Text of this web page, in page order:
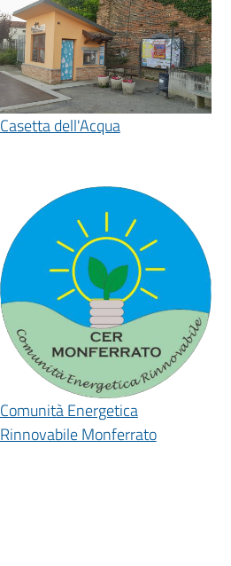
Casetta dell'Acqua
Comunità Energetica
Rinnovabile Monferrato